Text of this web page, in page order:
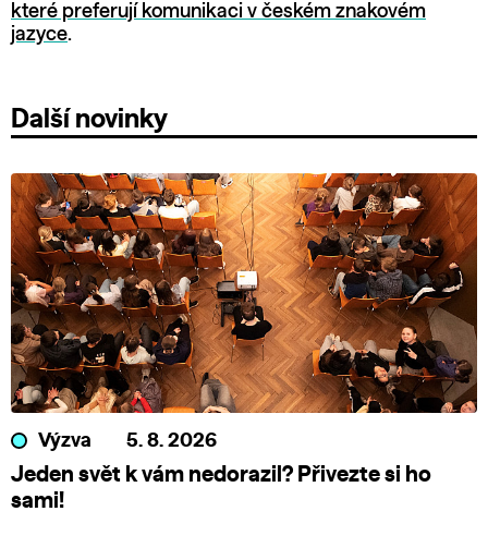
které preferují komunikaci v českém znakovém
jazyce.
Další novinky
Výzva 5. 8. 2026
Jeden svět k vám nedorazil? Přivezte si ho
sami!